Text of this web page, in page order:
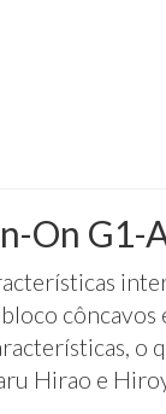
On G1-
Hirao e